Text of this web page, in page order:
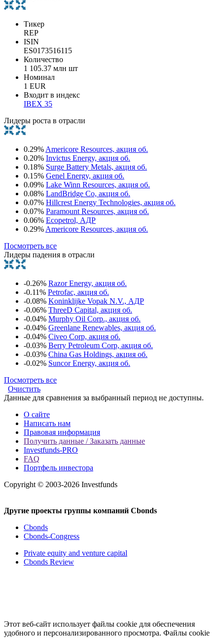
Тикер
REP
ISIN
ES0173516115
Количество
1 105.37 млн шт
Номинал
1 EUR
Входит в индекс
IBEX 35
Лидеры роста в отрасли
0.29% Americore Resources, акция об.
0.20% Invictus Energy, акция об.
0.18% Surge Battery Metals, акция об.
0.15% Genel Energy, акция об.
0.09% Lake Winn Resources, акция об.
0.08% LandBridge Co, акция об.
0.07% Hillcrest Energy Technologies, акция об.
0.07% Paramount Resources, акция об.
0.06% Ecopetrol, АДР
0.29% Americore Resources, акция об.
Посмотреть все
Лидеры падения в отрасли
-0.26% Razor Energy, акция об.
-0.11% Petrofac, акция об.
-0.08% Koninklijke Vopak N.V., АДР
-0.06% ThreeD Capital, акция об.
-0.04% Murphy Oil Corp., акция об.
-0.04% Greenlane Renewables, акция об.
-0.04% Civeo Corp, акция об.
-0.03% Berry Petroleum Corp, акция об.
-0.03% China Gas Holdings, акция об.
-0.02% Suncor Energy, акция об.
Посмотреть все
Очистить
Данные для сравнения за выбранный период не доступны.
О сайте
Написать нам
Правовая информация
Получить данные / Заказать данные
Investfunds-PRO
FAQ
Портфель инвестора
Copyright © 2003-2026 Investfunds
Другие проекты группы компаний Cbonds
Cbonds
Cbonds-Congress
Private equity and venture capital
Cbonds Review
Этот веб-сайт использует файлы cookie для обеспечения
удобного и персонализированного просмотра. Файлы cookie